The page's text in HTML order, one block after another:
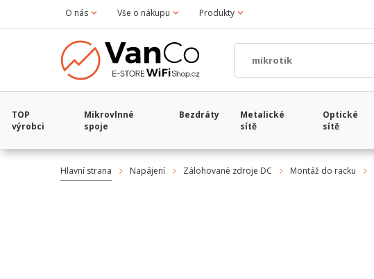
O nás Vše o nákupu Produkty
TOP
výrobci
Mikrovlnné
spoje
Bezdráty
Metalické
sítě
Optické
sítě
Hlavní strana Napájení Zálohované zdroje DC Montáž do racku